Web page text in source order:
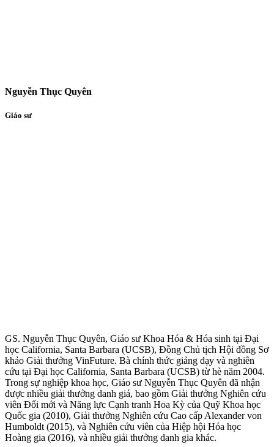
Nguyễn Thục Quyên
Giáo sư
GS. Nguyễn Thục Quyên, Giáo sư Khoa Hóa & Hóa sinh tại Đại
học California, Santa Barbara (UCSB), Đồng Chủ tịch Hội đồng Sơ
khảo Giải thưởng VinFuture. Bà chính thức giảng dạy và nghiên
cứu tại Đại học California, Santa Barbara (UCSB) từ hè năm 2004.
Trong sự nghiệp khoa học, Giáo sư Nguyễn Thục Quyên đã nhận
được nhiều giải thưởng danh giá, bao gồm Giải thưởng Nghiên cứu
viên Đổi mới và Năng lực Cạnh tranh Hoa Kỳ của Quỹ Khoa học
Quốc gia (2010), Giải thưởng Nghiên cứu Cao cấp Alexander von
Humboldt (2015), và Nghiên cứu viên của Hiệp hội Hóa học
Hoàng gia (2016), và nhiều giải thưởng danh gia khác.